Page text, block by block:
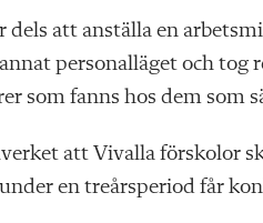
att anställa en
personalläget och tog
som fanns hos dem som
att Vivalla förskolor
en treårsperiod får